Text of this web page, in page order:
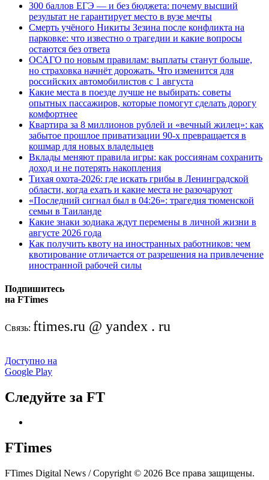
300 баллов ЕГЭ — и без бюджета: почему высший
результат не гарантирует место в вузе мечты
Смерть учёного Никиты Зезина после конфликта на
парковке: что известно о трагедии и какие вопросы
остаются без ответа
ОСАГО по новым правилам: выплаты станут больше,
но страховка начнёт дорожать. Что изменится для
российских автомобилистов с 1 августа
Какие места в поезде лучше не выбирать: советы
опытных пассажиров, которые помогут сделать дорогу
комфортнее
Квартира за 8 миллионов рублей и «вечный жилец»: как
забытое прошлое приватизации 90-х превращается в
кошмар для новых владельцев
Вклады меняют правила игры: как россиянам сохранить
доход и не потерять накопления
Тихая охота-2026: где искать грибы в Ленинградской
области, когда ехать и какие места не разочаруют
«Последний сигнал был в 04:26»: трагедия тюменской
семьи в Таиланде
Какие знаки зодиака ждут перемены в личной жизни в
августе 2026 года
Как получить квоту на иностранных работников: чем
квотирование отличается от разрешения на привлечение
иностранной рабочей силы
Подпишитесь
на FTimes
Связь: ftimes.ru @ yandex . ru
Доступно на
Google Play
Следуйте за FT
FTimes
FTimes Digital News / Copyright © 2026 Все права защищены.